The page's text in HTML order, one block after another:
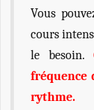
Vous
cours
le besoin.
fréquence
rythme.